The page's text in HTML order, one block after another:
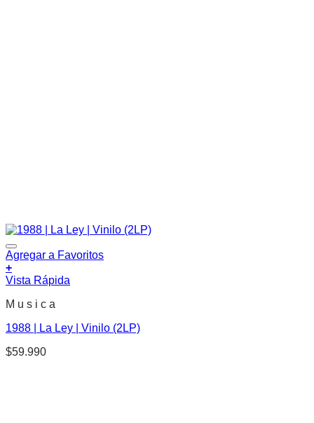
Agregar a Favoritos
+
Vista Rápida
M u s i c a
1988 | La Ley | Vinilo (2LP)
$59.990